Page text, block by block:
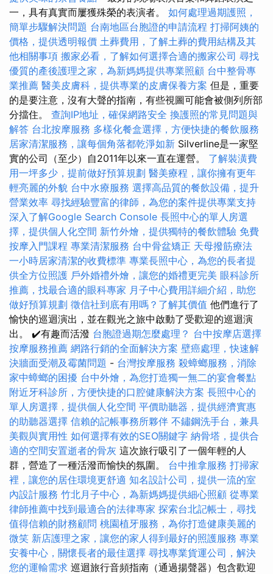
一，具有真實而屢獲殊榮的表演者。 如何處理過期護照，
簡單步驟解決問題 台南地區台胞證的申請流程 打掃阿姨的
價格，提供透明報價 土葬費用，了解土葬的費用結構及其
他相關事項 搬家必看，了解如何選擇合適的搬家公司 尋找
優質的產後護理之家，為新媽媽提供專業照顧 台中整骨專
業推薦 醫美皮膚科，提供專業的皮膚保養方案 但是，重要
的是要注意，沒有大聲的​​指南，有些視圖可能會被側列所部
分擋住。 查詢IP地址，確保網路安全 換護照的常見問題與
解答 台北按摩服務 多樣化餐盒選擇，方便快捷的餐飲服務
居家清潔服務，讓每個角落都乾淨如新 Silverline是一家堅
實的公司（至少）自2011年以來一直在運營。 了解裝潢費
用一坪多少，提前做好預算規劃 醫美療程，讓你擁有更年
輕亮麗的外貌 台中水療服務 選擇高品質的餐飲設備，提升
營業效率 尋找經驗豐富的律師，為您的案件提供專業支持
深入了解Google Search Console 長照中心的單人房選
擇，提供個人化空間 新竹外燴，提供獨特的餐飲體驗 免費
按摩入門課程 專業清潔服務 台中骨盆矯正 天母撥筋療法
一小時居家清潔的收費標準 專業長照中心，為您的長者提
供全方位照護 戶外婚禮外燴，讓您的婚禮更完美 眼科診所
推薦，找最合適的眼科專家 月子中心費用詳細介紹，助您
做好預算規劃 徵信社到底有用嗎？了解其價值 他們進行了
愉快的巡迴演出，並在觀光之旅中啟動了受歡迎的巡迴演
出。 ✔️有趣而活潑 台胞證過期怎麼處理？ 台中按摩店選擇
按摩服務推薦 網路行銷的全面解決方案 壁癌處理，快速解
決牆面受潮及霉菌問題 - 台灣按摩服務 殺蟑螂服務，消除
家中蟑螂的困擾 台中外燴，為您打造獨一無二的宴會餐點
附近牙科診所，方便快捷的口腔健康解決方案 長照中心的
單人房選擇，提供個人化空間 平價助聽器，提供經濟實惠
的助聽器選擇 信賴的記帳事務所夥伴 不鏽鋼洗手台，兼具
美觀與實用性 如何選擇有效的SEO關鍵字 納骨塔，提供合
適的空間安置逝者的骨灰 這次旅行吸引了一個年輕的人
群，營造了一種活潑而愉快的氛圍。 台中推拿服務 打掃家
裡，讓您的居住環境更舒適 知名設計公司，提供一流的室
內設計服務 竹北月子中心，為新媽媽提供細心照顧 從專業
律師推薦中找到最適合的法律專家 探索台北記帳士，尋找
值得信賴的財務顧問 桃園植牙服務，為你打造健康美麗的
微笑 新店護理之家，讓您的家人得到最好的照護服務 專業
安養中心，關懷長者的最佳選擇 尋找專業貨運公司，解決
您的運輸需求 巡迴旅行音頻指南（通過揚聲器）包含歡迎